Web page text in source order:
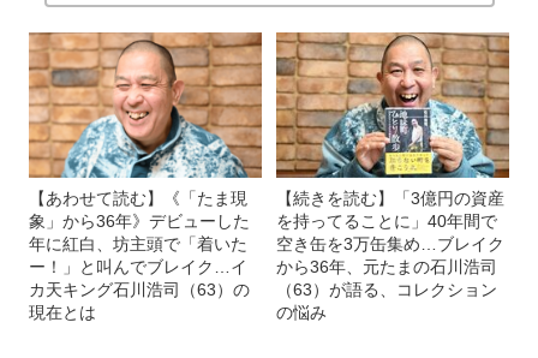
【あわせて読む】《「たま現
象」から36年》デビューした
年に紅白、坊主頭で「着いた
ー！」と叫んでブレイク…イ
カ天キング石川浩司（63）の
現在とは
【続きを読む】「3億円の資産
を持ってることに」40年間で
空き缶を3万缶集め…ブレイク
から36年、元たまの石川浩司
（63）が語る、コレクション
の悩み